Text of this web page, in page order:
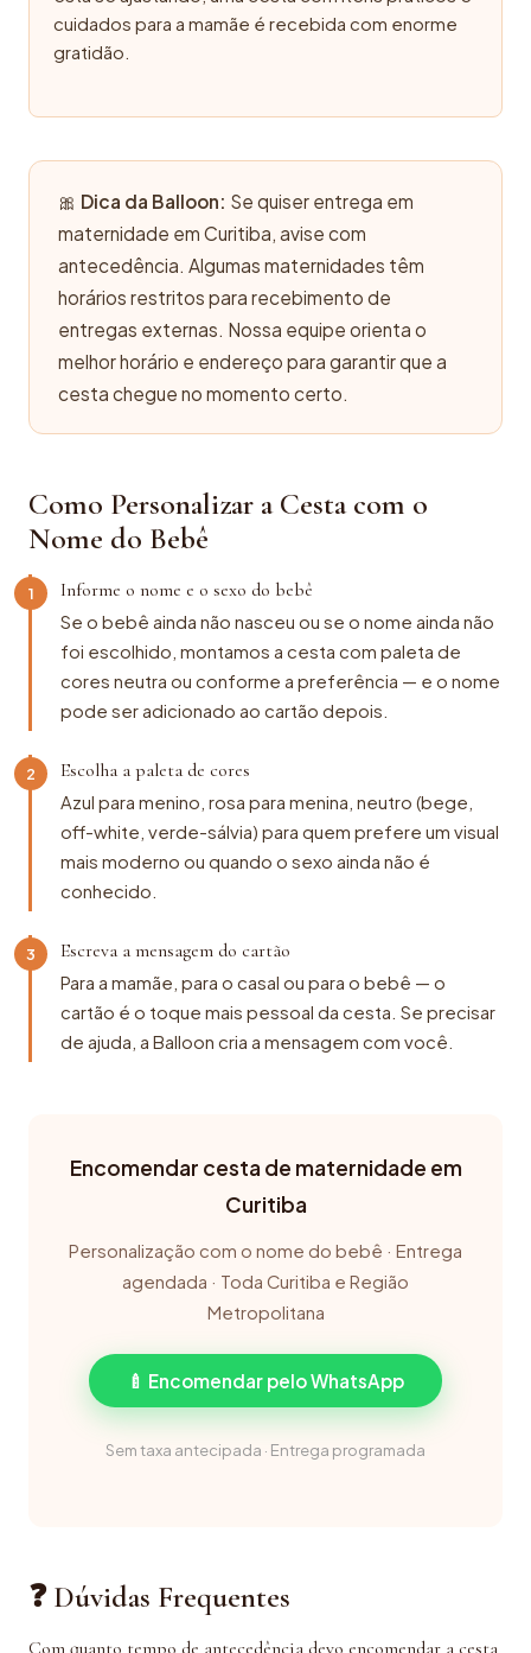
cuidados para a mamãe é recebida com enorme
gratidão.
🎀 Dica da Balloon: Se quiser entrega em
maternidade em Curitiba, avise com
antecedência. Algumas maternidades têm
horários restritos para recebimento de
entregas externas. Nossa equipe orienta o
melhor horário e endereço para garantir que a
cesta chegue no momento certo.
Como Personalizar a Cesta com o
Nome do Bebê
1 Informe o nome e o sexo do bebê
Se o bebê ainda não nasceu ou se o nome ainda não
foi escolhido, montamos a cesta com paleta de
cores neutra ou conforme a preferência — e o nome
pode ser adicionado ao cartão depois.
2 Escolha a paleta de cores
Azul para menino, rosa para menina, neutro (bege,
off-white, verde-sálvia) para quem prefere um visual
mais moderno ou quando o sexo ainda não é
conhecido.
3 Escreva a mensagem do cartão
Para a mamãe, para o casal ou para o bebê — o
cartão é o toque mais pessoal da cesta. Se precisar
de ajuda, a Balloon cria a mensagem com você.
Encomendar cesta de maternidade em
Curitiba
Personalização com o nome do bebê · Entrega
agendada · Toda Curitiba e Região
Metropolitana
🍼 Encomendar pelo WhatsApp
Sem taxa antecipada · Entrega programada
❓ Dúvidas Frequentes
Com quanto tempo de antecedência devo encomendar a cesta